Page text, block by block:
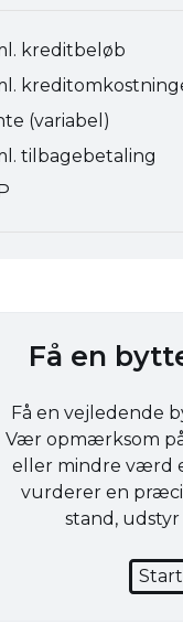
Få en
Få en vejledende
Vær opmærksom
eller mindre værd
vurderer en
stand,